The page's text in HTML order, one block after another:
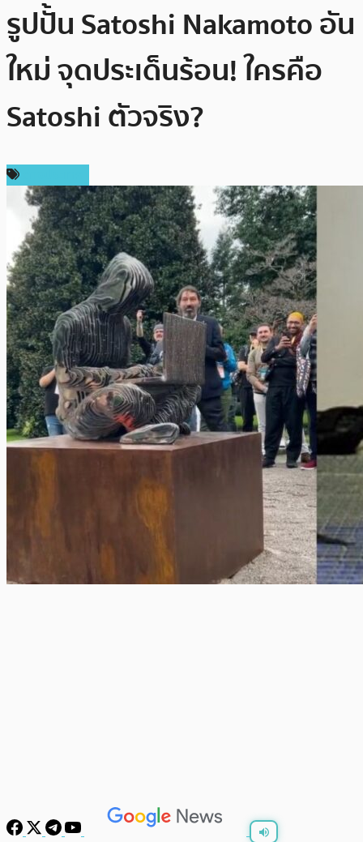
รูปปั้น Satoshi Nakamoto อัน
ใหม่ จุดประเด็นร้อน! ใครคือ
Satoshi ตัวจริง?